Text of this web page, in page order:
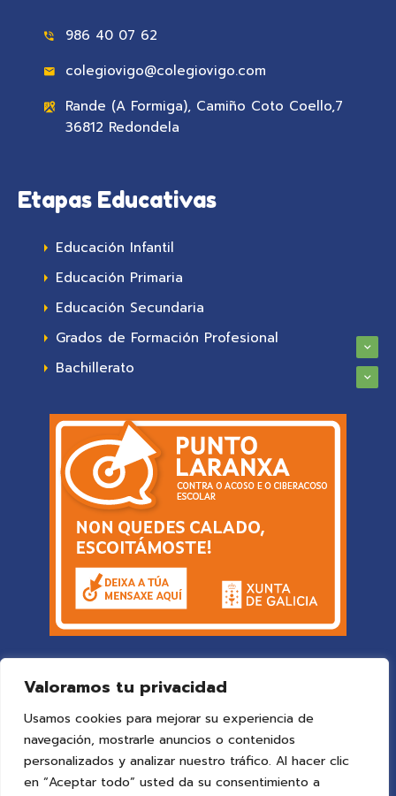
Valoramos tu privacidad
Usamos cookies para mejorar su experiencia de
navegación, mostrarle anuncios o contenidos
personalizados y analizar nuestro tráfico. Al hacer clic
en “Aceptar todo” usted da su consentimiento a
986 40 07 62
colegiovigo@colegiovigo.com
Rande (A Formiga), Camiño Coto Coello,7
36812 Redondela
Etapas Educativas
Educación Infantil
Educación Primaria
Educación Secundaria
Grados de Formación Profesional
Bachillerato
© 2025 Colegio Vigoby ideaspropias publicidad&web